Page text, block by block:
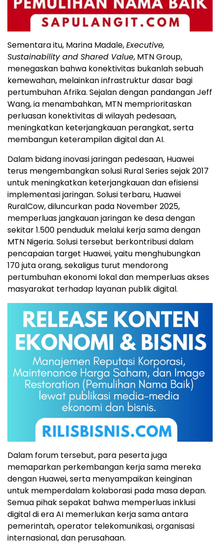
Sementara itu, Marina Madale,Executive,
Sustainability and Shared Value, MTN Group,
menegaskan bahwa konektivitas bukanlah sebuah
kemewahan, melainkan infrastruktur dasar bagi
pertumbuhan Afrika. Sejalan dengan pandangan Jeff
Wang, ia menambahkan, MTN memprioritaskan
perluasan konektivitas di wilayah pedesaan,
meningkatkan keterjangkauan perangkat, serta
membangun keterampilan digital dan AI.
Dalam bidang inovasi jaringan pedesaan, Huawei
terus mengembangkan solusi Rural Series sejak 2017
untuk meningkatkan keterjangkauan dan efisiensi
implementasi jaringan. Solusi terbaru, Huawei
RuralCow, diluncurkan pada November 2025,
memperluas jangkauan jaringan ke desa dengan
sekitar 1.500 penduduk melalui kerja sama dengan
MTN Nigeria. Solusi tersebut berkontribusi dalam
pencapaian target Huawei, yaitu menghubungkan
170 juta orang, sekaligus turut mendorong
pertumbuhan ekonomi lokal dan memperluas akses
masyarakat terhadap layanan publik digital.
Dalam forum tersebut, para peserta juga
memaparkan perkembangan kerja sama mereka
dengan Huawei, serta menyampaikan keinginan
untuk memperdalam kolaborasi pada masa depan.
Semua pihak sepakat bahwa memperluas inklusi
digital di era AI memerlukan kerja sama antara
pemerintah, operator telekomunikasi, organisasi
internasional, dan perusahaan.